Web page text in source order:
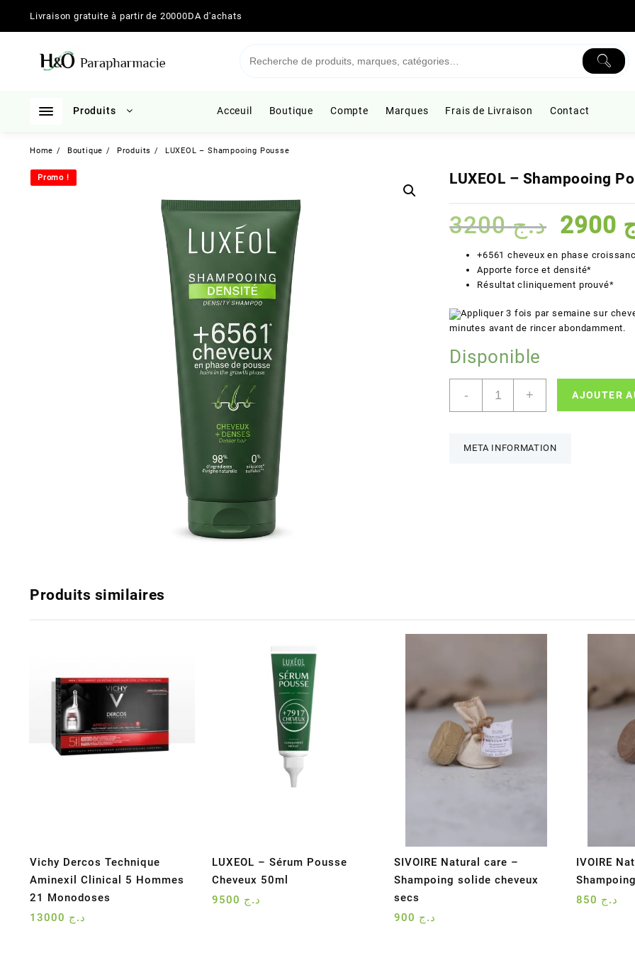
Livraison gratuite à partir de 20000DA d'achats
Produits Acceuil Boutique Compte Marques Frais de Livraison Contact
Home Boutique Produits LUXEOL – Shampooing Pousse
Promo ! LUXEOL – Shampooing
د.ج3200 Le
prix
initial
était :
+6561 cheveux en phase
Apporte force et densité*
Résultat cliniquement prouvé*
Appliquer 3 fois par semaine sur
minutes avant de rincer abondamment.
Disponible
-
Shampooing
+ AJOUTER
META INFORMATION
Promo !
Produits similaires
Vichy Dercos Technique
Aminexil Clinical 5 Hommes
21 Monodoses
د.ج
LUXEOL – Sérum Pousse
Cheveux 50ml
د.ج
SIVOIRE Natural care –
Shampoing solide cheveux
secs
د.ج
IVOIRE
د.ج